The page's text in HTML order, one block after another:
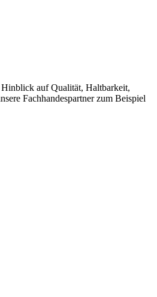
auf Qualität, Haltbarkeit,
Fachhandespartner zum Beispiel